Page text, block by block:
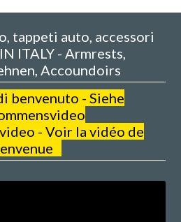
tappeti auto, accessori
ITALY - Armrests,
Accoundoirs
benvenuto - Siehe
- Voir la vidéo de